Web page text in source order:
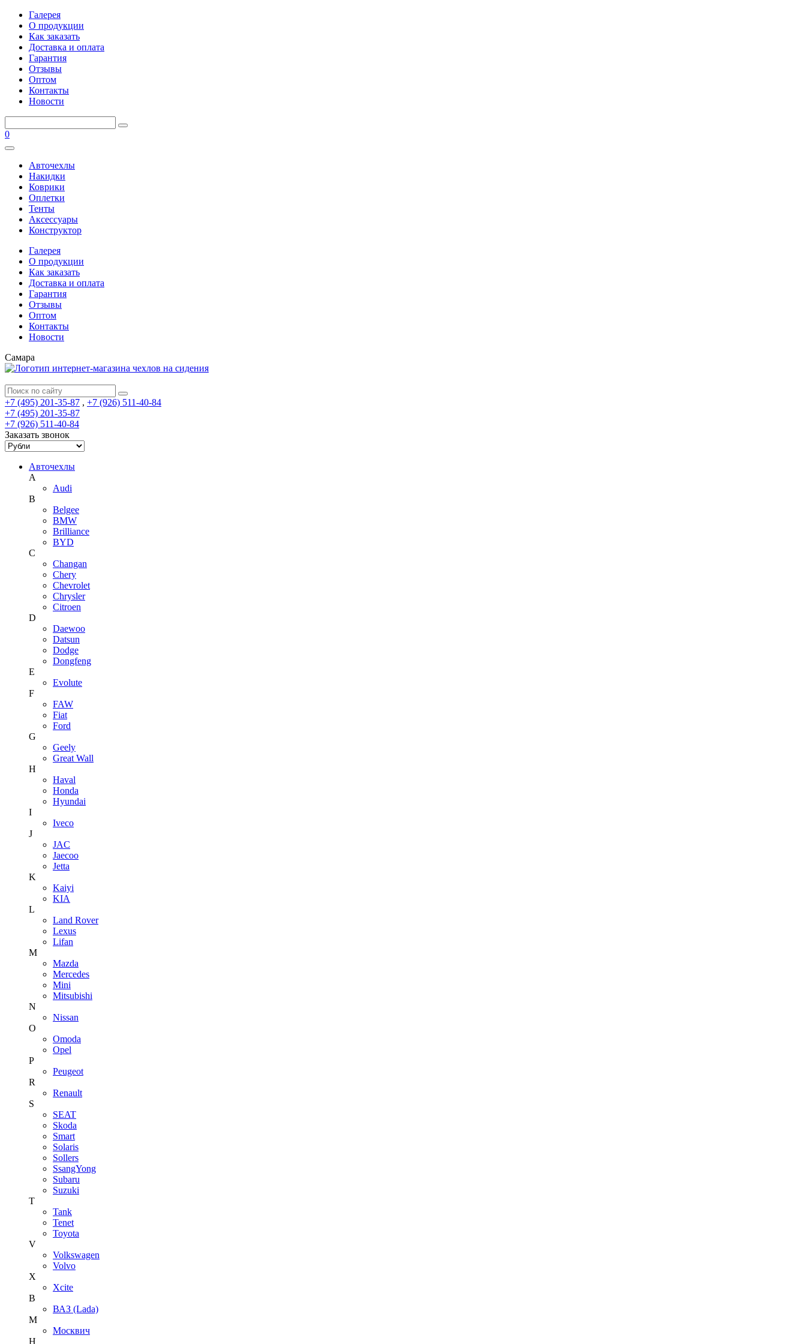
Галерея
О продукции
Как заказать
Доставка и оплата
Гарантия
Отзывы
Оптом
Контакты
Новости
0
Авточехлы
Накидки
Коврики
Оплетки
Тенты
Аксессуары
Конструктор
Галерея
О продукции
Как заказать
Доставка и оплата
Гарантия
Отзывы
Оптом
Контакты
Новости
Самара
+7 (495) 201-35-87 , +7 (926) 511-40-84
+7 (495) 201-35-87
+7 (926) 511-40-84
Заказать звонок
Авточехлы
A
Audi
B
Belgee
BMW
Brilliance
BYD
C
Changan
Chery
Chevrolet
Chrysler
Citroen
D
Daewoo
Datsun
Dodge
Dongfeng
E
Evolute
F
FAW
Fiat
Ford
G
Geely
Great Wall
H
Haval
Honda
Hyundai
I
Iveco
J
JAC
Jaecoo
Jetta
K
Kaiyi
KIA
L
Land Rover
Lexus
Lifan
M
Mazda
Mercedes
Mini
Mitsubishi
N
Nissan
O
Omoda
Opel
P
Peugeot
R
Renault
S
SEAT
Skoda
Smart
Solaris
Sollers
SsangYong
Subaru
Suzuki
T
Tank
Tenet
Toyota
V
Volkswagen
Volvo
X
Xcite
В
ВАЗ (Lada)
М
Москвич
Н